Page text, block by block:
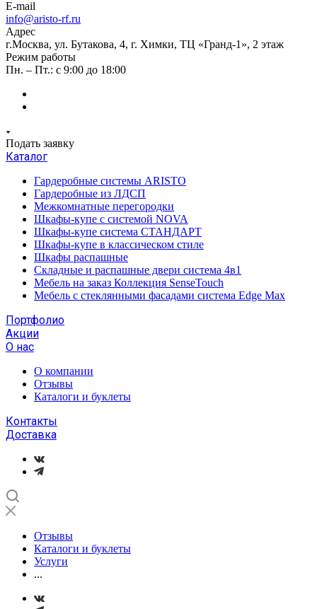
E-mail
info@aristo-rf.ru
Адрес
г.Москва, ул. Бутакова, 4, г. Химки, ТЦ «Гранд-1», 2 этаж
Режим работы
Пн. – Пт.: с 9:00 до 18:00
Подать заявку
Каталог
Гардеробные системы ARISTO
Гардеробные из ЛДСП
Межкомнатные перегородки
Шкафы-купе с системой NOVA
Шкафы-купе система СТАНДАРТ
Шкафы-купе в классическом стиле
Шкафы распашные
Складные и распашные двери система 4в1
Мебель на заказ Коллекция SenseTouch
Мебель с стеклянными фасадами система Edge Max
Портфолио
Акции
О нас
О компании
Отзывы
Каталоги и буклеты
Контакты
Доставка
Отзывы
Каталоги и буклеты
Услуги
...